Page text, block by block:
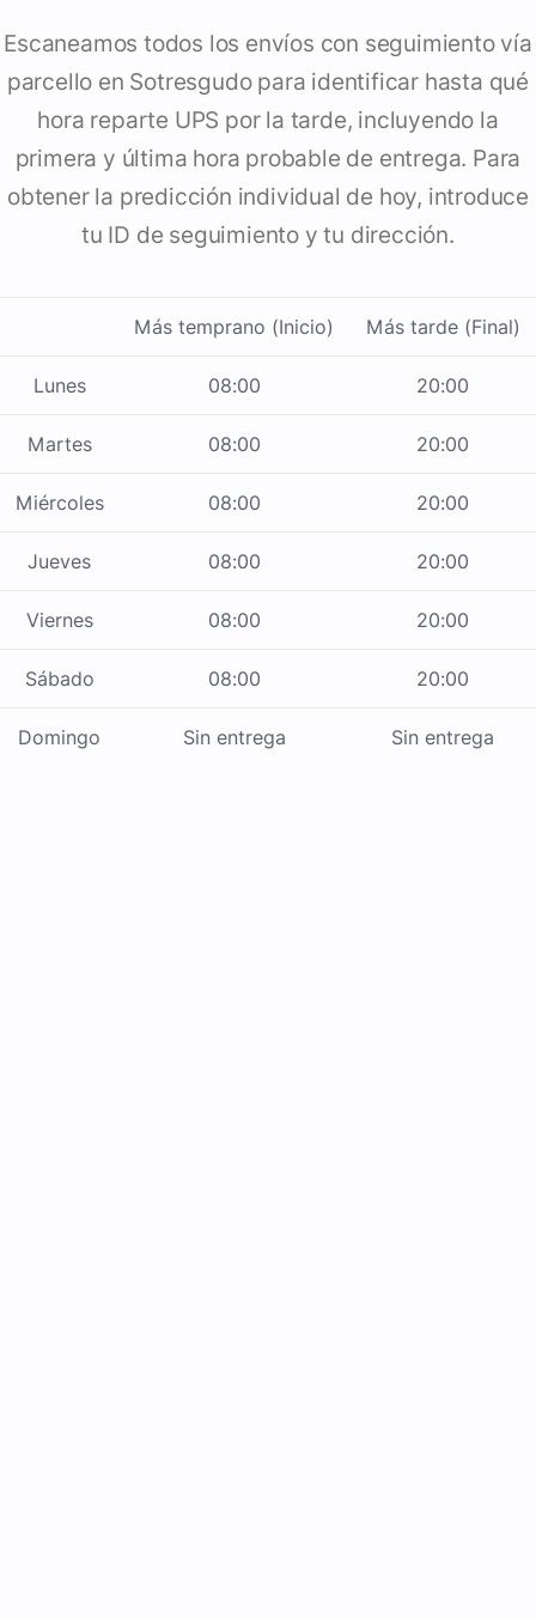
Escaneamos todos los envíos con seguimiento vía
parcello en Sotresgudo para identificar hasta qué
hora reparte UPS por la tarde, incluyendo la
primera y última hora probable de entrega. Para
obtener la predicción individual de hoy, introduce
tu ID de seguimiento y tu dirección.
Más temprano (Inicio) Más tarde (Final)
Lunes 08:00 20:00
Martes 08:00 20:00
Miércoles 08:00 20:00
Jueves 08:00 20:00
Viernes 08:00 20:00
Sábado 08:00 20:00
Domingo Sin entrega Sin entrega